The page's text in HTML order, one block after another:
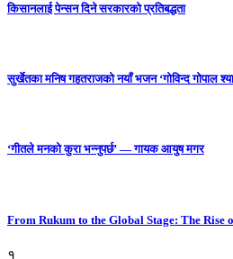
किसानलाई पेन्सन दिने सरकारको प्रतिबद्धता
सुर्खेतका मनिष गहतराजको नयाँ भजन ‘गोविन्द गोपाल
‘गीतले मनको कुरा भन्नुपर्छ’ — गायक आयुष मगर
From Rukum to the Global Stage: The Rise
१